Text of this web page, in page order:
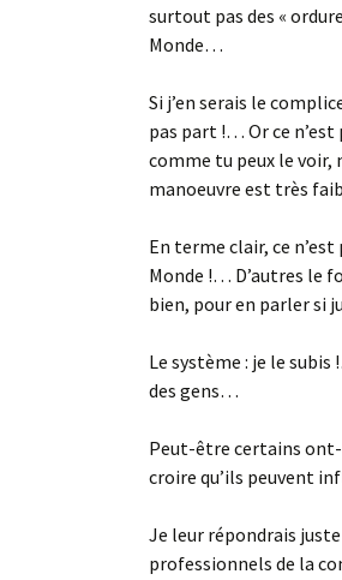
surtout pas des «
Monde…
Si j’en serais le
pas part !… Or ce n’est
comme tu peux le voir,
manoeuvre est très
En terme clair, ce
Monde !… D’autres le
bien, pour en parler si
Le système : je le
des gens…
Peut-être certains
croire qu’ils peuvent
Je leur répondrais juste
professionnels de la